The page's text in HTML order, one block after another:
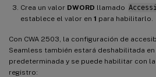
Crea un valor DWORD llamado
establece el valor en 1 para habilitarlo.
Con CWA 2503, la configuración de
Seamless también estará deshabilitada
predeterminada y se puede habilitar con
registro: